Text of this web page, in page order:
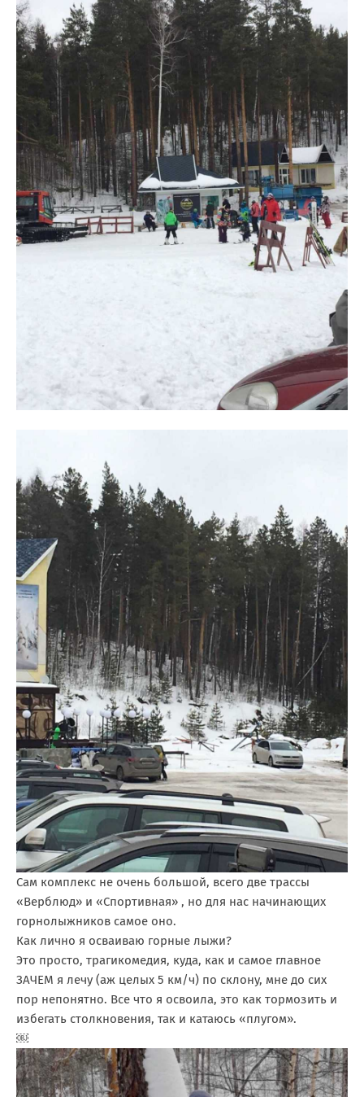
Сам комплекс не очень большой, всего две трассы
«Верблюд» и «Спортивная» , но для нас начинающих
горнолыжников самое оно.
Как лично я осваиваю горные лыжи?
Это просто, трагикомедия, куда, как и самое главное
ЗАЧЕМ я лечу (аж целых 5 км/ч) по склону, мне до сих
пор непонятно. Все что я освоила, это как тормозить и
избегать столкновения, так и катаюсь «плугом».
￼